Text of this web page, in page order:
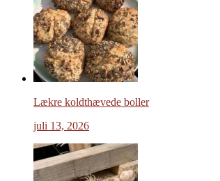
Lækre koldthævede boller
juli 13, 2026